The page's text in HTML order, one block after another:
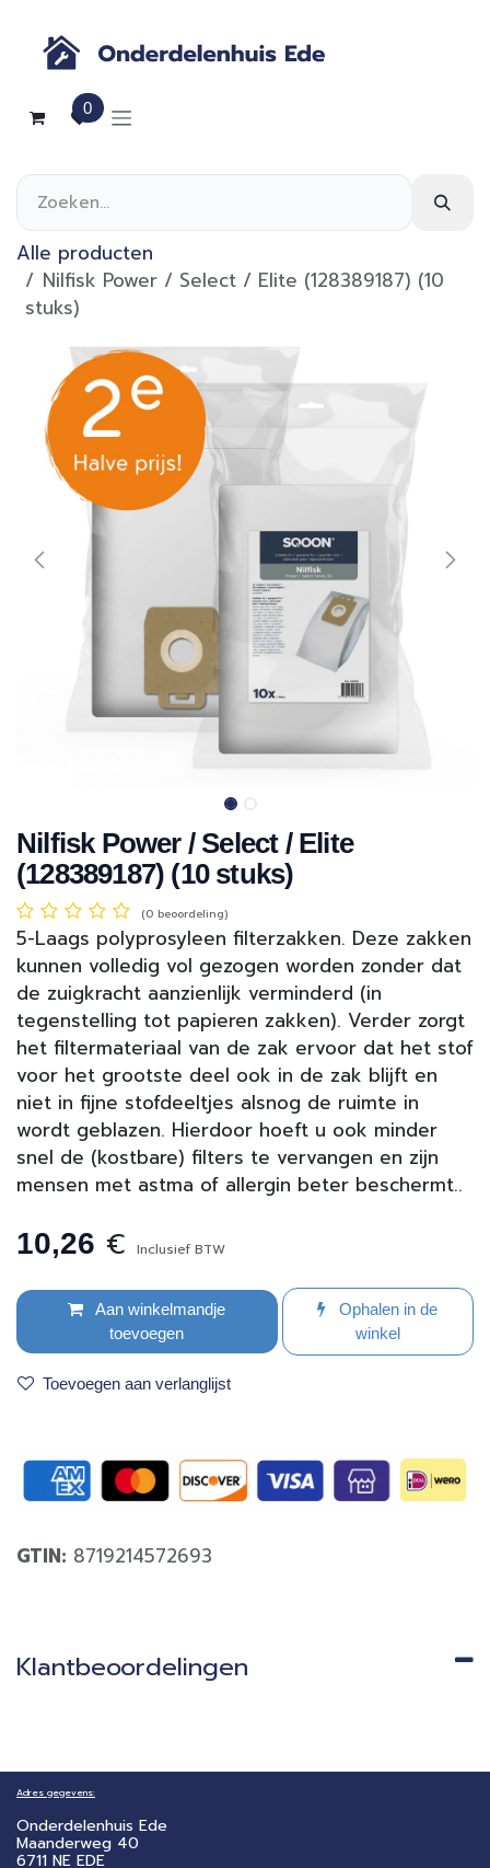
0
Alle producten
Nilfisk Power / Select / Elite (128389187) (10
stuks)
Nilfisk Power / Select / Elite
(128389187) (10 stuks)
(0 beoordeling)
5-Laags polyprosyleen filterzakken. Deze zakken
kunnen volledig vol gezogen worden zonder dat
de zuigkracht aanzienlijk verminderd (in
tegenstelling tot papieren zakken). Verder zorgt
het filtermateriaal van de zak ervoor dat het stof
voor het grootste deel ook in de zak blijft en
niet in fijne stofdeeltjes alsnog de ruimte in
wordt geblazen. Hierdoor hoeft u ook minder
snel de (kostbare) filters te vervangen en zijn
mensen met astma of allergin beter beschermt..
10,26 € Inclusief BTW
Aan winkelmandje
toevoegen
Ophalen in de
winkel
Toevoegen aan verlanglijst
GTIN: 8719214572693
Klantbeoordelingen
Adres gegevens:
Onderdelenhuis Ede
Maanderweg 40
6711 NE EDE